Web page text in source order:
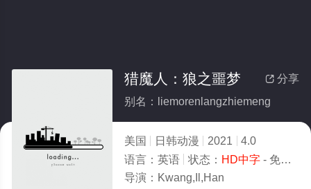
 分享
猎魔人：狼之噩梦
别名：liemorenlangzhiemeng
美国 日韩动漫 2021
4.0
语言： 英语 状态： HD中字- 免费在线观看
导演： Kwang,Il,Han